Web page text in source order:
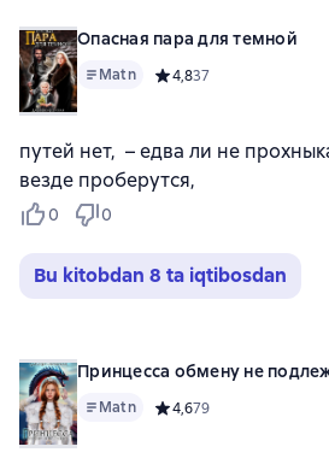
Опасная пара для темной
Matn Средний рейтинг 4,8 на
4,837
путей нет, – едва ли не
везде проберутся,
0 0
Bu kitobdan 8 ta iqtibosdan
Принцесса обмену не
Matn Средний рейтинг 4,6 на
4,679